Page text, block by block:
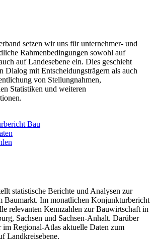
setzen wir uns für unternehmer- und
Rahmenbedingungen sowohl auf
auf Landesebene ein. Dies geschieht
Dialog mit Entscheidungsträgern als auch
von Stellungnahmen,
Statistiken und weiteren
Bau
statistische Berichte und Analysen zur
Baumarkt. Im monatlichen Konjunkturbericht
relevanten Kennzahlen zur Bauwirtschaft in
Sachsen und Sachsen-Anhalt. Darüber
im Regional-Atlas aktuelle Daten zum
Landkreisebene.